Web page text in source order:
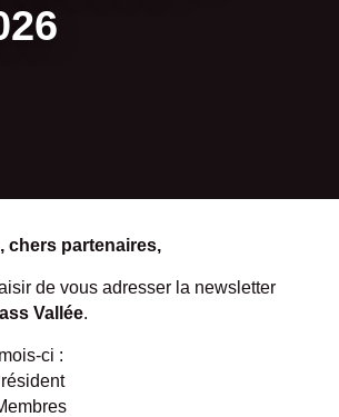
chers partenaires,
de vous adresser la newsletter
Vallée.
ci :